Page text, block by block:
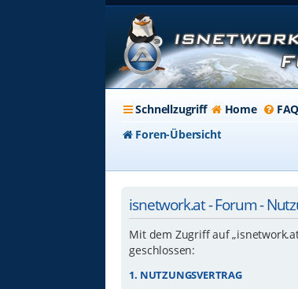
Schnellzugriff Home FAQ
Foren-Übersicht
isnetwork.at - Forum -
Mit dem Zugriff auf
geschlossen:
1. NUTZUNGSVERTRAG